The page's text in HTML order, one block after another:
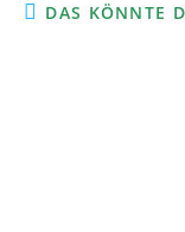
DAS KÖNNTE